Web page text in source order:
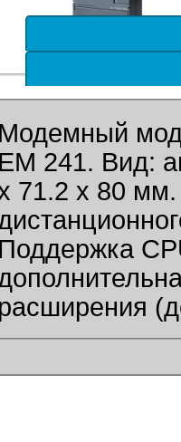
Модемный
EM 241. Вид:
71.2 x 80
Поддержка
расширения